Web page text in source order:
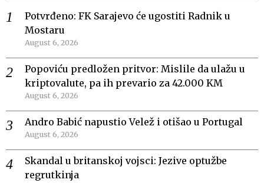
Potvrđeno: FK Sarajevo će ugostiti Radnik u
Mostaru
August 6, 2026
Popoviću predložen pritvor: Mislile da ulažu u
kriptovalute, pa ih prevario za 42.000 KM
August 6, 2026
Andro Babić napustio Velež i otišao u Portugal
August 6, 2026
Skandal u britanskoj vojsci: Jezive optužbe
regrutkinja